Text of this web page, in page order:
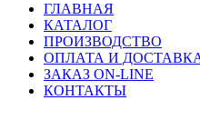
ГЛАВНАЯ
КАТАЛОГ
ПРОИЗВОДСТВО
ОПЛАТА И
ЗАКАЗ ON-LINE
КОНТАКТЫ